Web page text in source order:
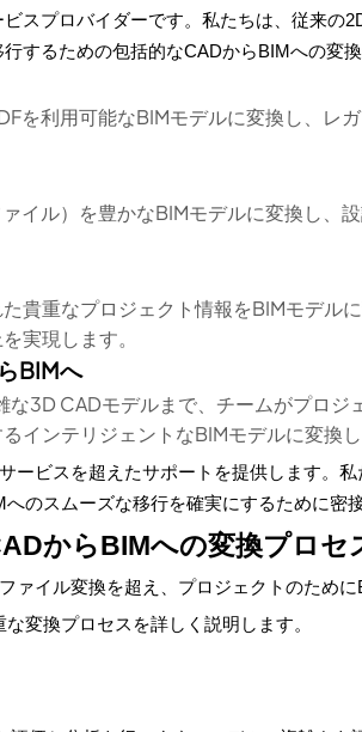
スプロバイダーです。私たちは、従来の
するための包括的なCADからBIMへの変
を利用可能なBIMモデルに変換し、レ
イル）を豊かなBIMモデルに変換し、
貴重なプロジェクト情報をBIMモデル
実現します。
BIMへ
な3D CADモデルまで、チームがプロジ
インテリジェントなBIMモデルに変換し
ービスを超えたサポートを提供します。
のスムーズな移行を確実にするために密
からBIMへの変換プロセ
ァイル変換を超え、プロジェクトのため
変換プロセスを詳しく説明します。